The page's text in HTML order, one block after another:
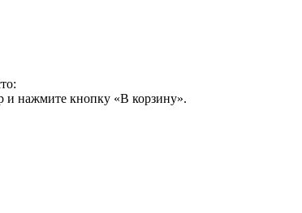
и нажмите кнопку «В корзину».